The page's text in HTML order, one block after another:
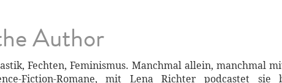
Author
Fechten, Feminismus. Manchmal allein, manchmal
Fiction-Romane, mit Lena Richter podcastet sie